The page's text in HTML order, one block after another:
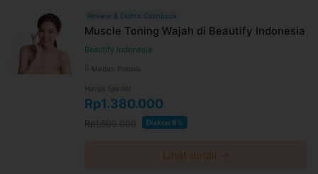
Review & Ekstra Cashback
Muscle Toning Wajah di Beautify Indonesia
Beautify Indonesia
Medan Polonia
Harga Spesial
Rp1.380.000
Rp1.500.000 Diskon 8%
Lihat detail →